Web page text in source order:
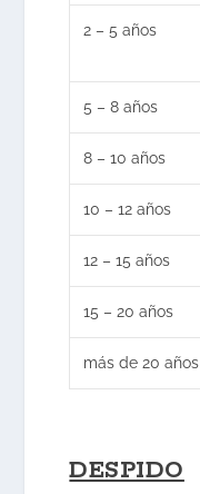
2 – 5 años
5 – 8 años
8 – 10 años
10 – 12 años
12 – 15 años
15 – 20 años
más de 20 años
DESPIDO